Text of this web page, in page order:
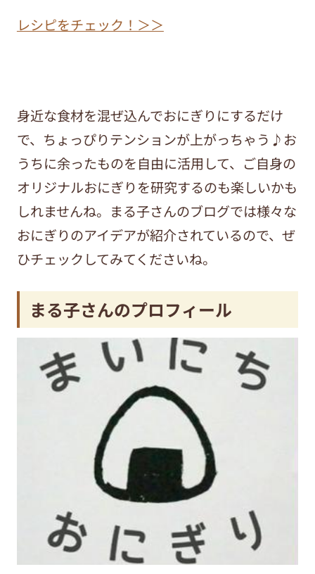
レシピをチェック！＞＞
身近な食材を混ぜ込んでおにぎりにするだけ
で、ちょっぴりテンションが上がっちゃう♪お
うちに余ったものを自由に活用して、ご自身の
オリジナルおにぎりを研究するのも楽しいかも
しれませんね。まる子さんのブログでは様々な
おにぎりのアイデアが紹介されているので、ぜ
ひチェックしてみてくださいね。
まる子さんのプロフィール